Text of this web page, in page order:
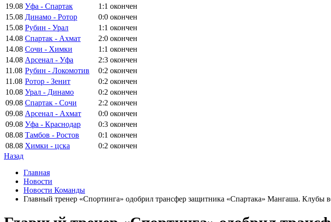
19.08 Уфа - Спартак 1:1 окончен
15.08 Динамо - Ротор 0:0 окончен
15.08 Рубин - Урал 1:1 окончен
14.08 Спартак - Ахмат 2:0 окончен
14.08 Сочи - Химки 1:1 окончен
14.08 Арсенал - Уфа 2:3 окончен
11.08 Рубин - Локомотив 0:2 окончен
11.08 Ротор - Зенит 0:2 окончен
10.08 Урал - Динамо 0:2 окончен
09.08 Спартак - Сочи 2:2 окончен
09.08 Арсенал - Ахмат 0:0 окончен
09.08 Уфа - Краснодар 0:3 окончен
08.08 Тамбов - Ростов 0:1 окончен
08.08 Химки - цска 0:2 окончен
Назад
Главная
Новости
Новости Команды
Главный тренер «Спортинга» одобрил трансфер защитника «Спартака» Мангаша. Клубы